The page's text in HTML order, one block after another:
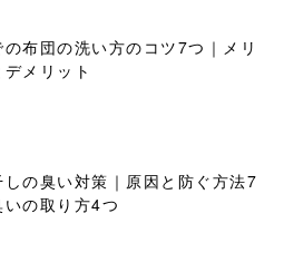
布団の洗い方のコツ7つ｜メリ
デメリット
しの臭い対策｜原因と防ぐ方法7
の取り方4つ